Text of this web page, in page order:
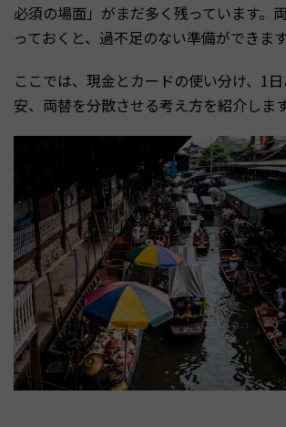
必須の場面」がまだ多く残っています。
っておくと、過不足のない準備ができます
ここでは、現金とカードの使い分け、1
安、両替を分散させる考え方を紹介します